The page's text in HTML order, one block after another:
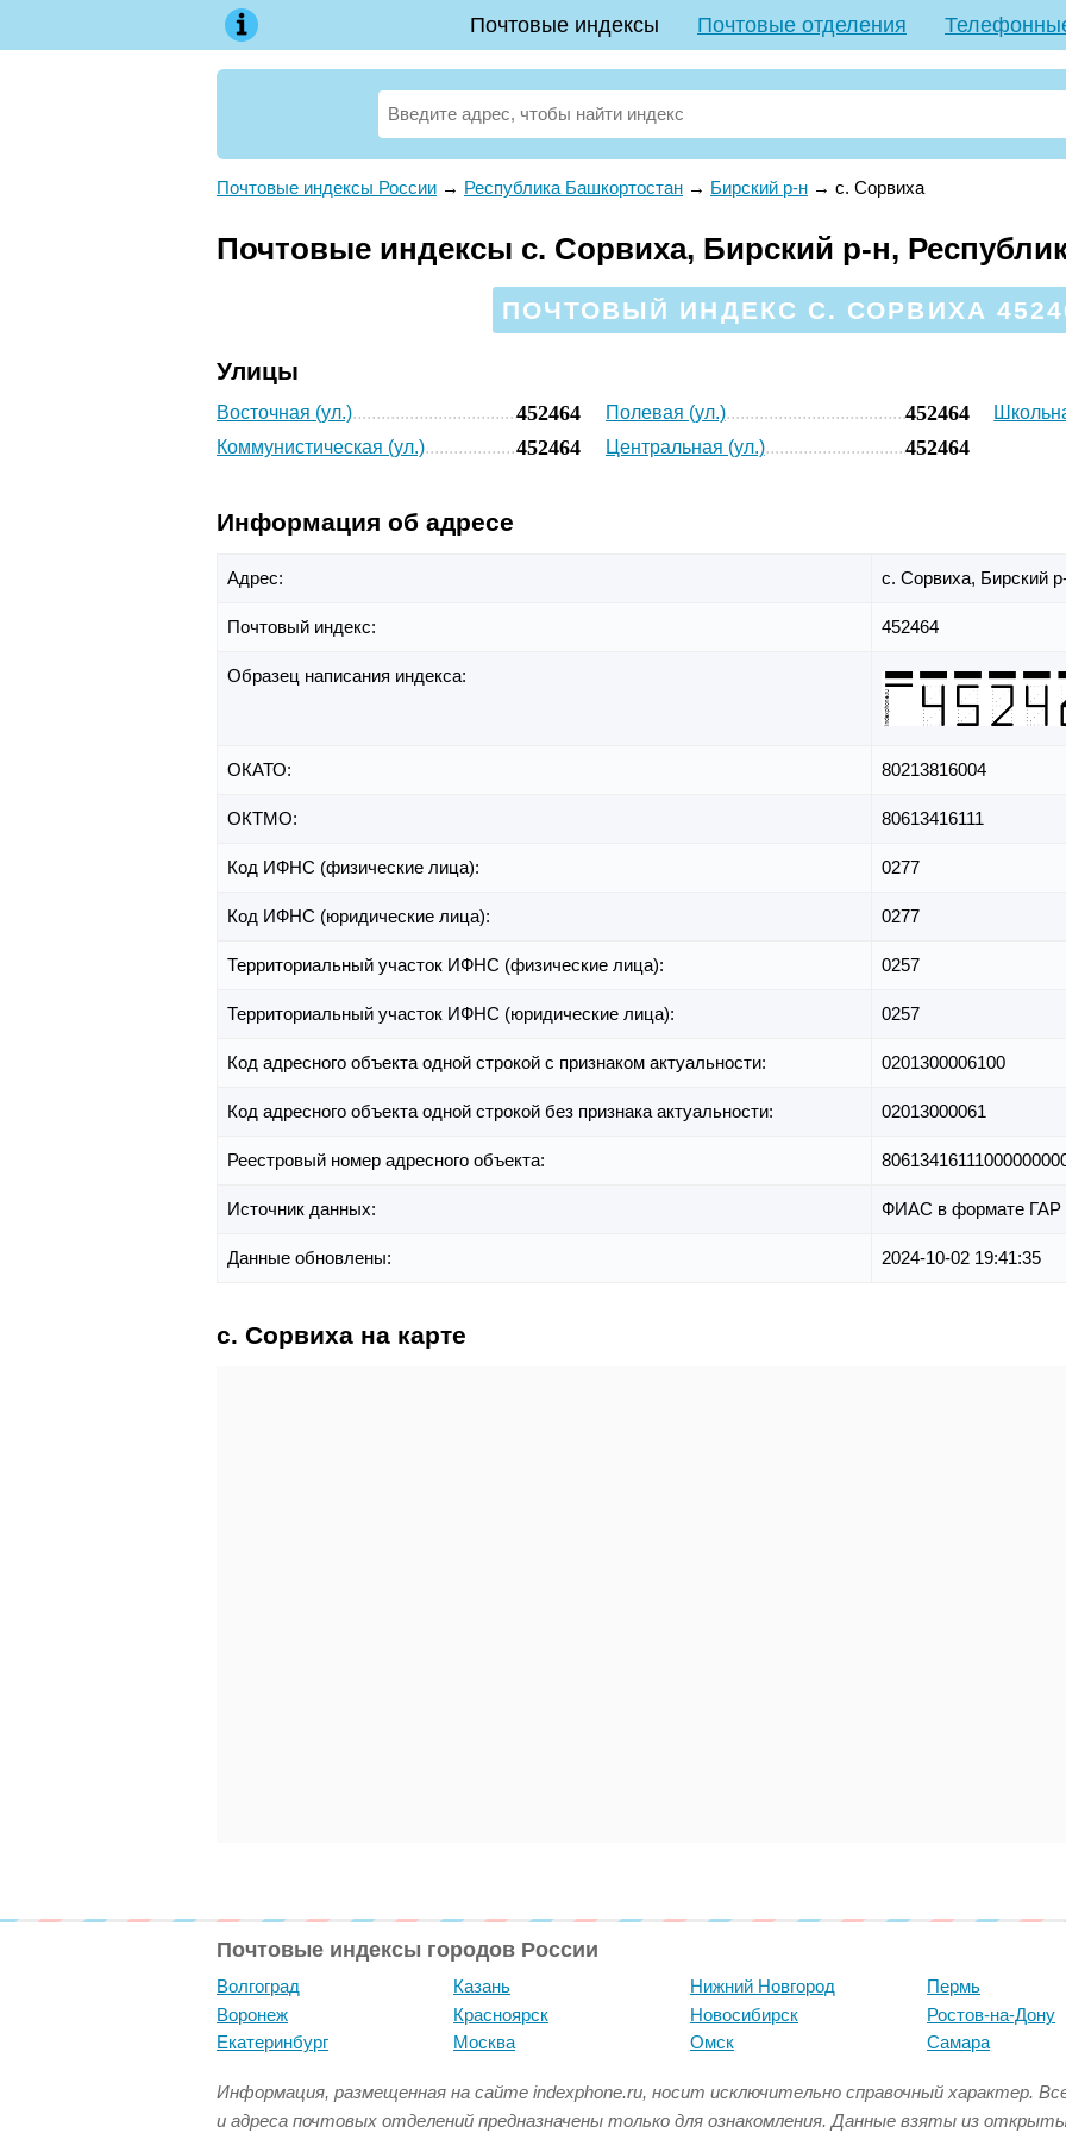
Почтовые индексы Почтовые отделения
Почтовые индексы России → Республика Башкортостан → Бирский р-н → с. Сорвиха
Почтовые индексы с. Сорвиха, Бирский р-н,
ПОЧТОВЫЙ ИНДЕКС С. СОРВИХА
Улицы
Восточная (ул.) 452464
Коммунистическая (ул.) 452464
Полевая (ул.) 452464
Центральная (ул.) 452464
Информация об адресе
Адрес: с. Сорвиха, Бирский
Почтовый индекс: 452464
Образец написания индекса:
ОКАТО: 80213816004
ОКТМО: 80613416111
Код ИФНС (физические лица): 0277
Код ИФНС (юридические лица): 0277
Территориальный участок ИФНС (физические лица): 0257
Территориальный участок ИФНС (юридические лица): 0257
Код адресного объекта одной строкой с признаком актуальности: 0201300006100
Код адресного объекта одной строкой без признака актуальности: 02013000061
Реестровый номер адресного объекта:
Источник данных: ФИАС в формате ГАР
Данные обновлены: 2024-10-02 19:41:35
с. Сорвиха на карте
Почтовые индексы городов России
Волгоград
Воронеж
Екатеринбург
Казань
Красноярск
Москва
Нижний Новгород
Новосибирск
Омск
Пермь
Ростов-на-Дону
Самара
Информация, размещенная на сайте indexphone.ru, носит исключительно справочный характер.
и адреса почтовых отделений предназначены только для ознакомления. Данные взяты из